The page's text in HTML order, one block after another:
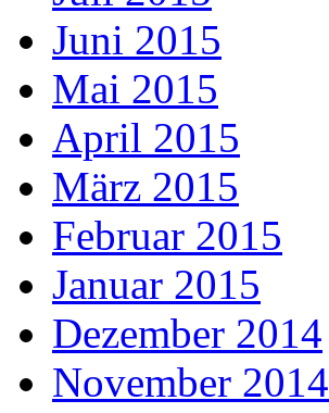
Juni 2015
Mai 2015
April 2015
März 2015
Februar 2015
Januar 2015
Dezember 2014
November 2014